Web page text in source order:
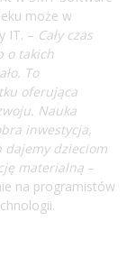
może w
IT. – Cały czas
o takich
To
oferująca
Nauka
inwestycja,
dajemy dzieciom
materialną –
na programistów